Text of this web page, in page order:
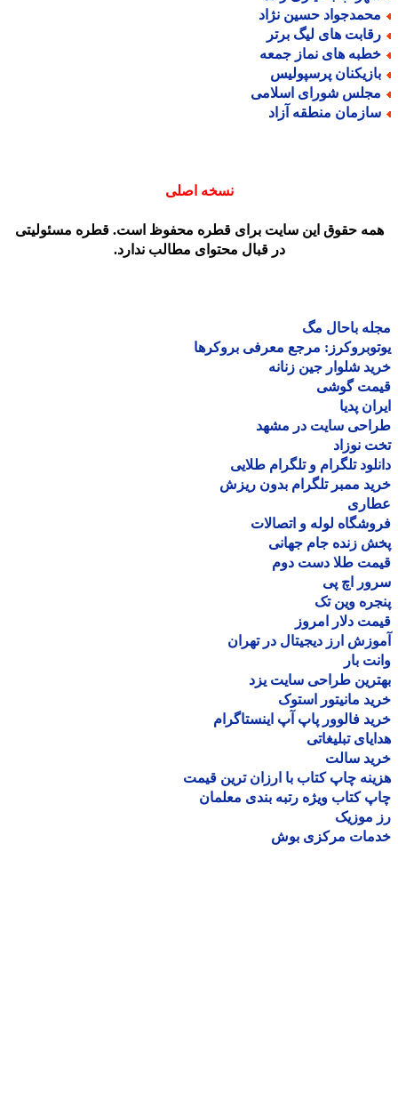
حسین نژاد
های لیگ برتر
های نماز جمعه
پرسپولیس
شورای اسلامی
منطقه آزاد
نسخه اصلی
حقوق این سایت برای قطره محفوظ است. قطره مسئولیتی
در قبال محتوای مطالب ندارد.
باحال مگ
مرجع معرفی بروکرها
شلوار جین زنانه
گوشی
پدیا
سایت در مشهد
نوزاد
تلگرام و تلگرام طلایی
ممبر تلگرام بدون ریزش
لوله و اتصالات
زنده جام جهانی
طلا دست دوم
اچ پی
وین تک
دلار امروز
ارز دیجیتال در تهران
بار
طراحی سایت یزد
مانیتور استوک
فالوور پاپ آپ اینستاگرام
تبلیغاتی
سالت
چاپ کتاب با ارزان ترین قیمت
کتاب ویژه رتبه بندی معلمان
موزیک
مرکزی بوش